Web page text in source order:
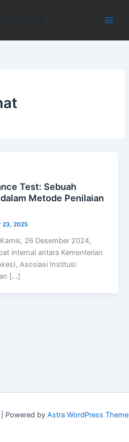
Test: Sebuah
Metode Penilaian
23, 2025
26 Desember 2024,
internal antara Kementerian
Asosiasi Institusi
[…]
Powered by Astra WordPress Theme